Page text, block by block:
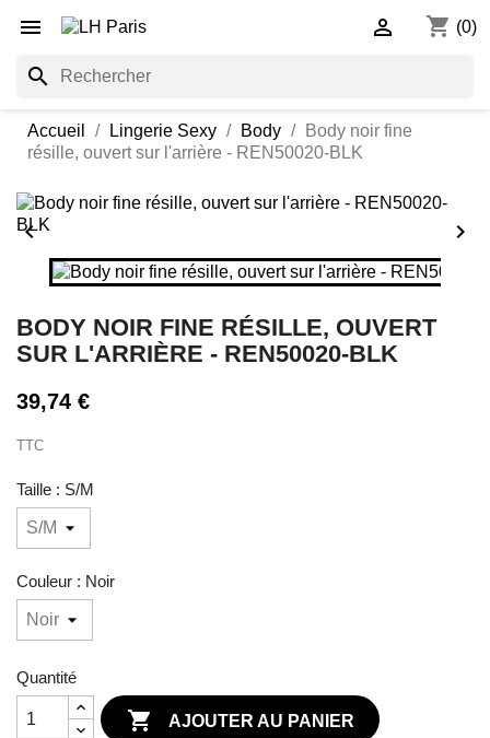
 shopping_cart (0)

search
Accueil Lingerie Sexy Body
Body noir fine
résille, ouvert sur l'arrière - REN50020-BLK
 
BODY NOIR FINE RÉSILLE, OUVERT
SUR L'ARRIÈRE - REN50020-BLK
39,74 €
TTC
Taille : S/M
Couleur : Noir
Quantité
 AJOUTER AU PANIER